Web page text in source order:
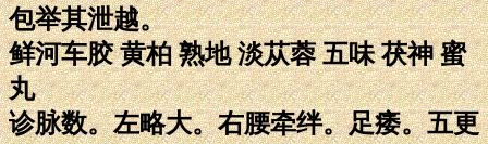
包举其泄越。
鲜河车胶 黄柏 熟地 淡苁蓉 五味 茯神 蜜
丸
诊脉数。左略大。右腰牵绊。足痿。五更